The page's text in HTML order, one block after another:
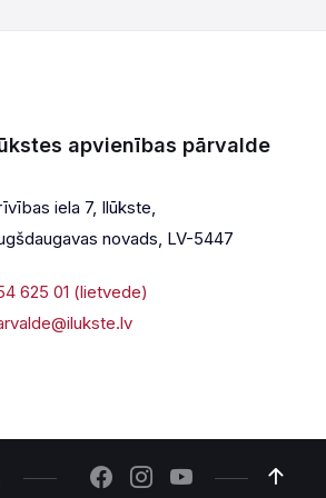
apvienības pārvalde
iela 7, Ilūkste,
novads, LV-5447
625 01 (lietvede)